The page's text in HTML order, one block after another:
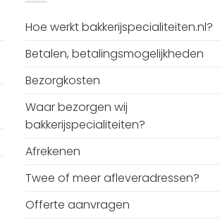
Hoe werkt bakkerijspecialiteiten.nl?
Betalen, betalingsmogelijkheden
Bezorgkosten
Waar bezorgen wij
bakkerijspecialiteiten?
Afrekenen
Twee of meer afleveradressen?
Offerte aanvragen